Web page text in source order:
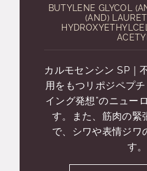
BUTYLENE GLYCOL
(AND)
カルモセンシン SP｜
用をもつリポジペプ
イング発想”のニュー
す。また、筋肉の緊
で、シワや表情ジワ
す。